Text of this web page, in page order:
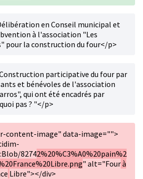
en Conseil municipal et
à l'association "Les
pour la construction du four</p>
participative du four par
et bénévoles de l'association
qui ont été encadrés par
pas ? "</p>
content-image" data-image="">
82742%20%C3%A0%20pain%2
" alt="Fourà
Libre"></div>